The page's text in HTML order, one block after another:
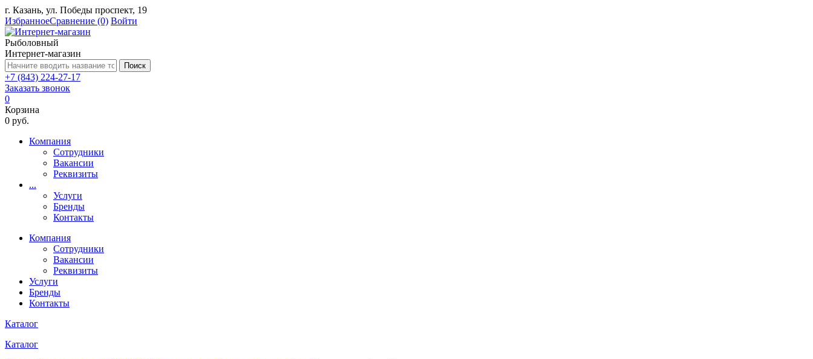
г. Казань, ул. Победы проспект, 19
ИзбранноеСравнение (0) Войти
Рыболовный
Интернет-магазин
Поиск
+7 (843) 224-27-17
Заказать звонок
0
Корзина
0 руб.
Компания
Сотрудники
Вакансии
Реквизиты
...
Услуги
Бренды
Контакты
Компания
Сотрудники
Вакансии
Реквизиты
Услуги
Бренды
Контакты
Каталог
Каталог